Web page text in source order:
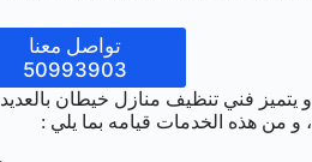
تواصل معنا
50993903
و يتميز فني تنظيف منازل خيطان
، و من هذه الخدمات قيامه بما يلي :